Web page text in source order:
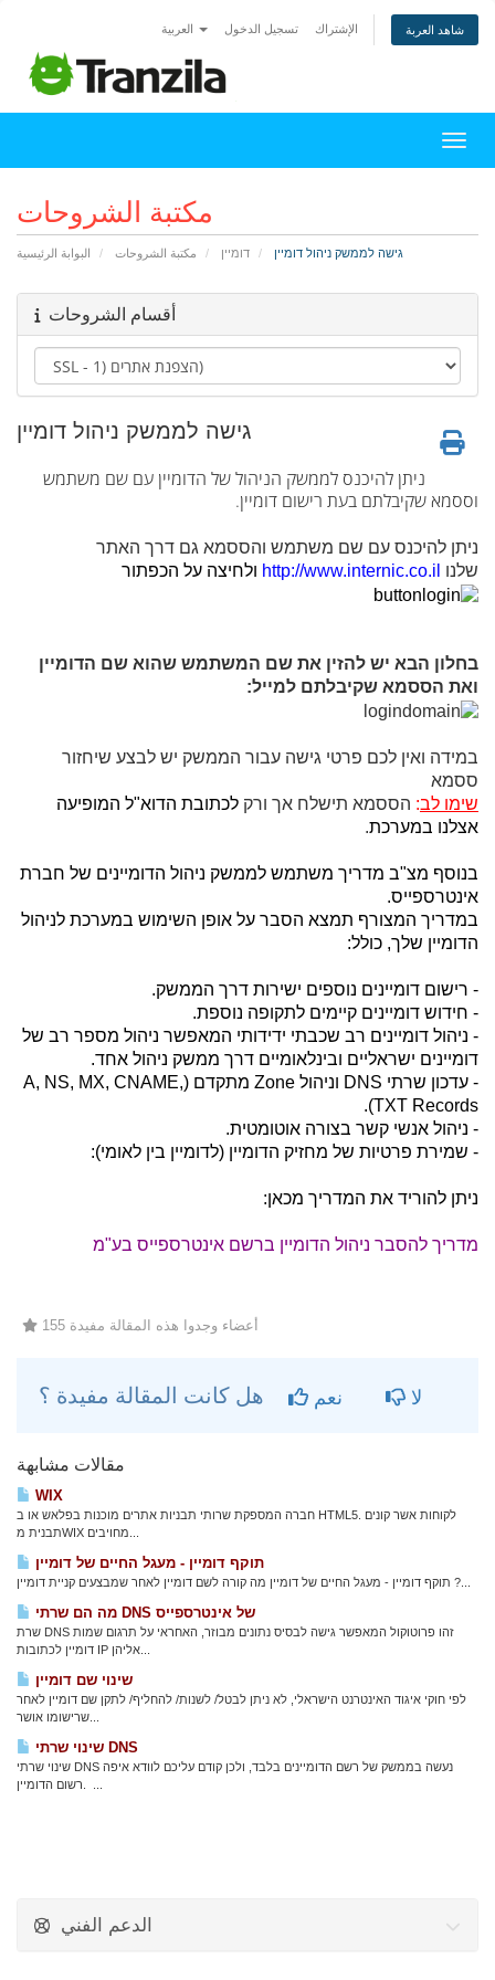
تسجيل الدخول الإشتراك شاهد العربة
مكتبة الشروحات
البوابة الرئيسية مكتبة الشروحات דומיין גישה לממשק ניהול דומיין
أقسام الشروحات
גישה לממשק ניהול דומיין
ניתן להיכנס לממשק הניהול של הדומיין עם שם משתמש
וססמא שקיבלתם בעת רישום דומיין.
ניתן להיכנס עם שם משתמש והססמא גם דרך האתר
שלנו http://www.internic.co.il ולחיצה על הכפתור
בחלון הבא יש להזין את שם המשתמש שהוא שם הדומיין
ואת הססמא שקיבלתם למייל:
במידה ואין לכם פרטי גישה עבור הממשק יש לבצע שיחזור
ססמא
שימו לב: הססמא תישלח אך ורק לכתובת הדוא"ל המופיעה
אצלנו במערכת.
בנוסף מצ"ב מדריך משתמש לממשק ניהול הדומיינים של חברת
אינטרספייס.
במדריך המצורף תמצא הסבר על אופן השימוש במערכת לניהול
הדומיין שלך, כולל:
- רישום דומיינים נוספים ישירות דרך הממשק.
- חידוש דומיינים קיימים לתקופה נוספת.
- ניהול דומיינים רב שכבתי ידידותי המאפשר ניהול מספר רב של
דומיינים ישראליים ובינלאומיים דרך ממשק ניהול אחד.
- עדכון שרתי DNS וניהול Zone מתקדם (A, NS, MX, CNAME,
TXT Records).
- ניהול אנשי קשר בצורה אוטומטית.
- שמירת פרטיות של מחזיק הדומיין (לדומיין בין לאומי):
ניתן להוריד את המדריך מכאן:
מדריך להסבר ניהול הדומיין ברשם אינטרספייס בע"מ
155 أعضاء وجدوا هذه المقالة مفيدة
نعم لا
مقالات مشابهة
WIX
חברה המספקת שרותי תבניות אתרים מוכנות בפלאש או ב HTML5. לקוחות אשר קונים
תוקף דומיין - מעגל החיים של דומיין
תוקף דומיין - מעגל החיים של דומיין מה קורה לשם דומיין לאחר שמבצעים קניית דומיין ?...
מה הם שרתי DNS של אינטרספייס
שרת DNS זהו פרוטוקול המאפשר גישה לבסיס נתונים מבוזר, האחראי על תרגום שמות
שינוי שם דומיין
לפי חוקי איגוד האינטרנט הישראלי, לא ניתן לבטל/ לשנות/ להחליף/ לתקן שם דומיין לאחר
שינוי שרתי DNS
שינוי שרתי DNS נעשה בממשק של רשם הדומיינים בלבד, ולכן קודם עליכם לוודא איפה
الدعم الفني